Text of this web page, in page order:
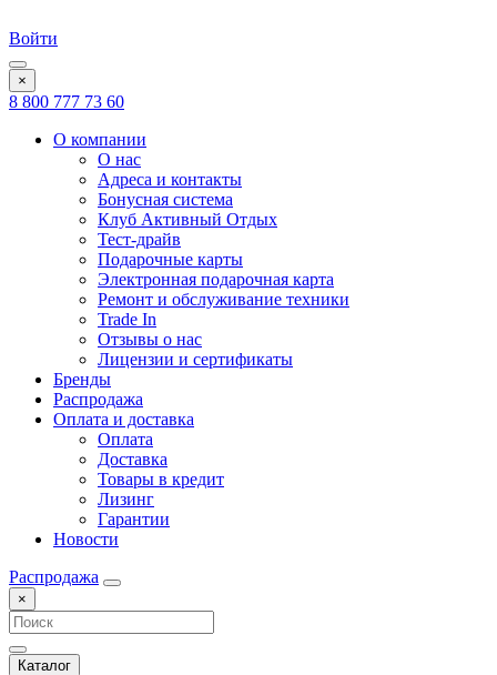
Войти
×
8 800 777 73 60
О компании
О нас
Адреса и контакты
Бонусная система
Клуб Активный Отдых
Тест-драйв
Подарочные карты
Электронная подарочная карта
Ремонт и обслуживание техники
Trade In
Отзывы о нас
Лицензии и сертификаты
Бренды
Распродажа
Оплата и доставка
Оплата
Доставка
Товары в кредит
Лизинг
Гарантии
Новости
Распродажа
×
Каталог